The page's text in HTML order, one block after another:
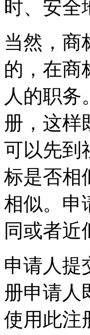
时、安全
当然，商
的，在商
人的职
册，这样
可以先到
标是否相
相似。申
同或者近
申请人提
册申请人
使用此注